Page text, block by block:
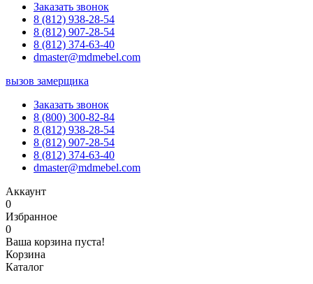
Заказать звонок
8 (812) 938-28-54
8 (812) 907-28-54
8 (812) 374-63-40
dmaster@mdmebel.com
вызов замерщика
Заказать звонок
8 (800) 300-82-84
8 (812) 938-28-54
8 (812) 907-28-54
8 (812) 374-63-40
dmaster@mdmebel.com
Аккаунт
0
Избранное
0
Ваша корзина пуста!
Корзина
Каталог